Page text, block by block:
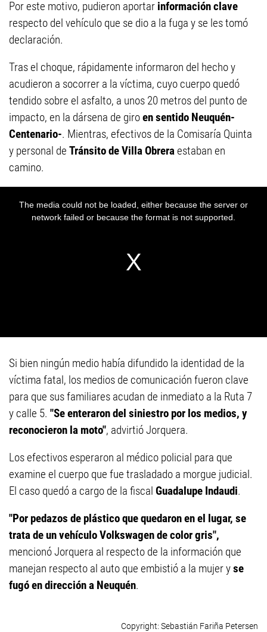
Por este motivo, pudieron aportar información clave
respecto del vehículo que se dio a la fuga y se les tomó
declaración.
Tras el choque, rápidamente informaron del hecho y
acudieron a socorrer a la víctima, cuyo cuerpo quedó
tendido sobre el asfalto, a unos 20 metros del punto de
impacto, en la dársena de giroen sentido Neuquén-
Centenario-. Mientras, efectivos de la Comisaría Quinta
y personal de Tránsito de Villa Obreraestaban en
camino.
Si bien ningún medio había difundido la identidad de la
víctima fatal, los medios de comunicación fueron clave
para que sus familiares acudan de inmediato a la Ruta 7
y calle 5. "Se enteraron del siniestro por los medios, y
reconocieron la moto", advirtió Jorquera.
Los efectivos esperaron al médico policial para que
examine el cuerpo que fue trasladado a morgue judicial.
El caso quedó a cargo de la fiscal Guadalupe Indaudi.
"Por pedazos de plástico que quedaron en el lugar, se
trata de un vehículo Volkswagen de color gris",
mencionó Jorquera al respecto de la información que
manejan respecto al auto que embistió a la mujer yse
fugó en dirección a Neuquén.
Sebastián Fariña Petersen